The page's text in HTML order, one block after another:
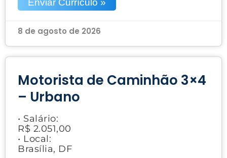
Enviar Currículo »
8 de agosto de 2026
Motorista de Caminhão 3×4
– Urbano
• Salário:
R$ 2.051,00
• Local:
Brasília, DF